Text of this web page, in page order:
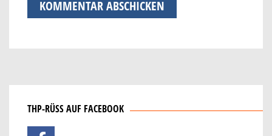
THP-RÜSS AUF FACEBOOK